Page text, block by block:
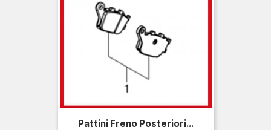
Pattini Freno Posteriori...